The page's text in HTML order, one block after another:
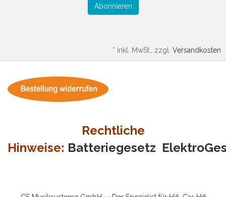
Abonnieren
* inkl. MwSt., zzgl. Versandkosten
Rechtliche
Hinweise: Batteriegesetz